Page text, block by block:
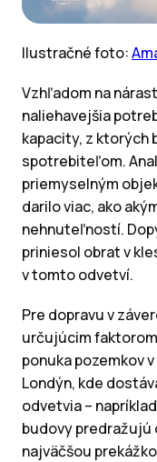
Ilustračné foto:
Vzhľadom na
naliehavejšia
kapacity, z ktorých
spotrebiteľom.
priemyselným
darilo viac, ako
nehnuteľností.
priniesol obrat v
v tomto odvetví.
Pre dopravu v
určujúcim
ponuka pozemkov
Londýn, kde
odvetvia –
budovy predražujú
najväčšou